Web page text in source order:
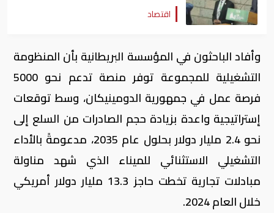
اقتصاد
وأفاد الباحثون في المؤسسة البريطانية بأن المنظومة
التشغيلية للمجموعة توفر منصة تدعم نحو 5000
فرصة عمل في جمهورية الدومينيكان، وسط توقعات
إستراتيجية واعدة بزيادة حجم الصادرات من السلع إلى
نحو 2.4 مليار دولار بحلول عام 2035، مدعومةً بالأداء
التشغيلي الاستثنائي للميناء الذي شهد مناولة
مبادلات تجارية تخطت حاجز 13.3 مليار دولار أمريكي
خلال العام 2024.